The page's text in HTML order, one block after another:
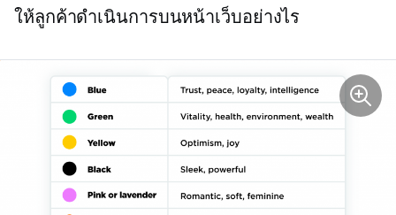
ให้ลูกค้าดำเนินการบนหน้าเว็บอย่างไร